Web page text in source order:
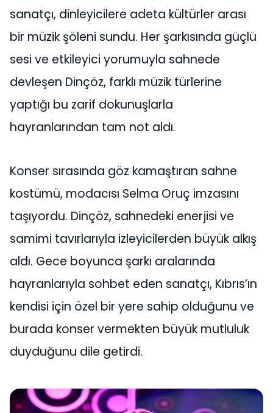
sanatçı, dinleyicilere adeta kültürler arası
bir müzik şöleni sundu. Her şarkısında güçlü
sesi ve etkileyici yorumuyla sahnede
devleşen Dinçöz, farklı müzik türlerine
yaptığı bu zarif dokunuşlarla
hayranlarından tam not aldı.
Konser sırasında göz kamaştıran sahne
kostümü, modacısı Selma Oruç imzasını
taşıyordu. Dinçöz, sahnedeki enerjisi ve
samimi tavırlarıyla izleyicilerden büyük alkış
aldı. Gece boyunca şarkı aralarında
hayranlarıyla sohbet eden sanatçı, Kıbrıs’ın
kendisi için özel bir yere sahip olduğunu ve
burada konser vermekten büyük mutluluk
duyduğunu dile getirdi.